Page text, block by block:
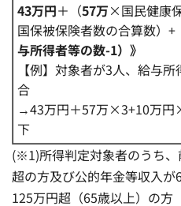
43万円＋（57万×国民健康
国保被保険者数の合算数）+
与所得者等の数-1）》
【例】対象者が3人、給与
合
→43万円＋57万×3+10万円
下
(※1)所得判定対象者のうち
超の方及び公的年金等収入
125万円超（65歳以上）の方